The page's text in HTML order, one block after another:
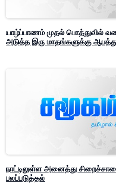
யாழ்ப்பாணம் முதல் பொத்துவில்
அடுத்த இரு மாதங்களுக்கு
நாட்டிலுள்ள அனைத்து
பலப்படுத்தல்